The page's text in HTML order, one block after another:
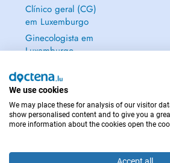
Clínico geral (CG)
em Luxemburgo
Ginecologista em
Luxemburgo
EM CASO DE EMERGÊNCIA,
We use cookies
We may place these for analysis of our visitor
show personalised content and to give you a
more information about the cookies open the